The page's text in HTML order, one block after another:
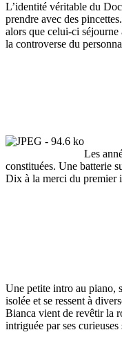
L’identité véritable du
prendre avec des
alors que celui-ci séjourne
la controverse du
Les
constituées. Une batterie
Dix à la merci du premier
Une petite intro au piano,
isolée et se ressent à
Bianca vient de revêtir la
intriguée par ses